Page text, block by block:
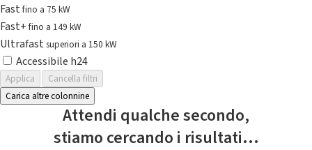
Fastfino a 75 kW
Fast+fino a 149 kW
Ultrafast superiori a 150 kW
Accessibile h24
Applica
Cancella filtri
Carica altre colonnine
Attendi qualche secondo,
stiamo cercando i risultati...